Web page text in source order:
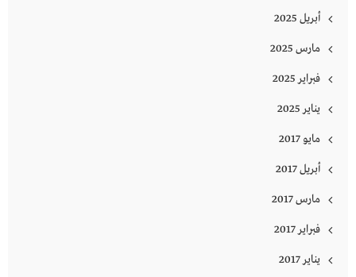
أبريل 2025
مارس 2025
فبراير 2025
يناير 2025
مايو 2017
أبريل 2017
مارس 2017
فبراير 2017
يناير 2017